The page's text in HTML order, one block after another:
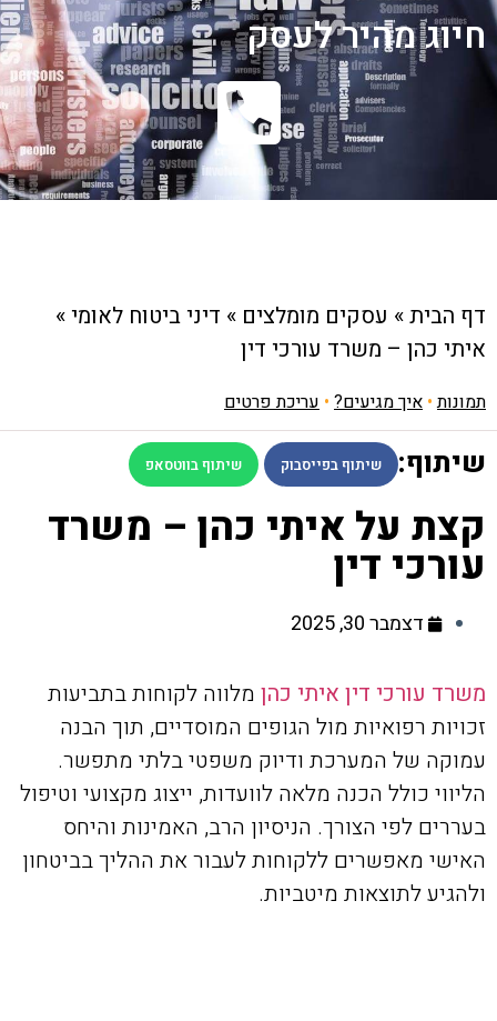
חיוג מהיר לעסק
דף הבית» עסקים מומלצים » דיני ביטוח לאומי»
איתי כהן – משרד עורכי דין
תמונות• איך מגיעים? • עריכת פרטים
שיתוף: שיתוף בפייסבוק שיתוף בווטסאפ
קצת על איתי כהן – משרד
עורכי דין
דצמבר 30, 2025
משרד עורכי דין איתי כהן מלווה לקוחות בתביעות
זכויות רפואיות מול הגופים המוסדיים, תוך הבנה
עמוקה של המערכת ודיוק משפטי בלתי מתפשר.
הליווי כולל הכנה מלאה לוועדות, ייצוג מקצועי וטיפול
בעררים לפי הצורך. הניסיון הרב, האמינות והיחס
האישי מאפשרים ללקוחות לעבור את ההליך בביטחון
ולהגיע לתוצאות מיטביות.